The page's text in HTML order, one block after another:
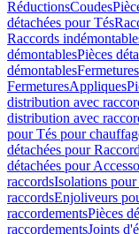
RéductionsCoudes
détachées pour Tés
Raccords
démontablesPièces
démontablesFermetures
FermeturesAppliques
distribution avec
distribution avec
pour Tés pour
détachées pour
détachées pour
raccordsIsolations pour
raccordsEnjoliveurs
raccordementsPièces
raccordementsJoints